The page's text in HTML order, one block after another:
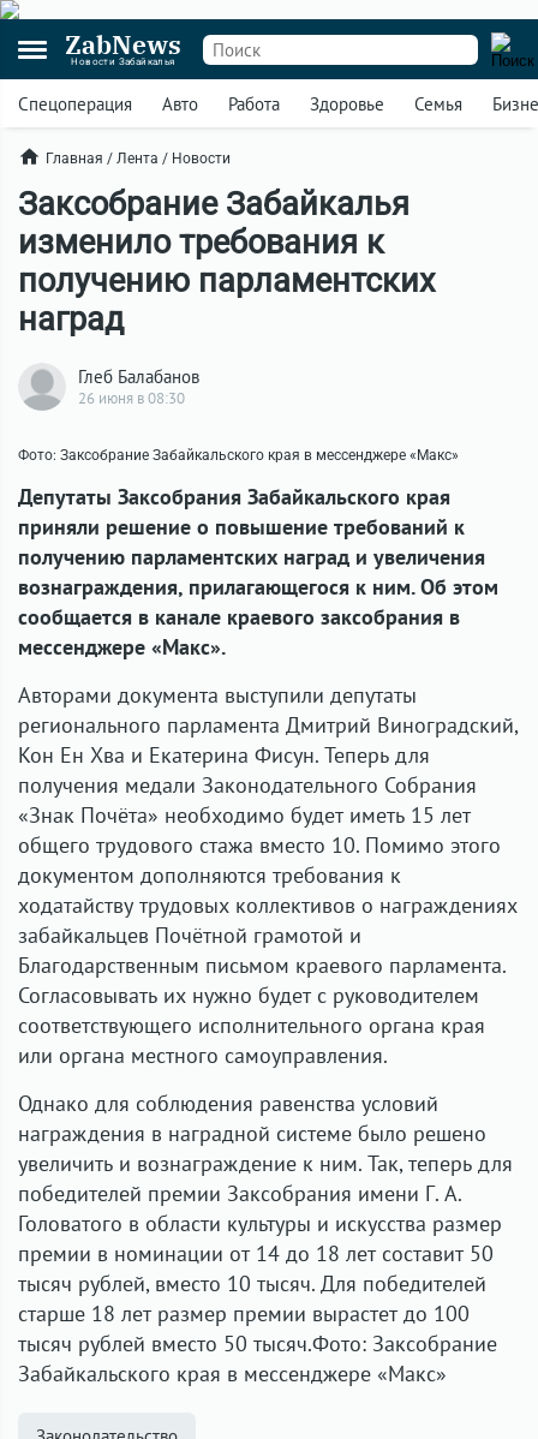
ZabNews
Новости Забайкалья
Спецоперация Авто Работа Здоровье Семья
Главная / Лента / Новости
Заксобрание Забайкалья
изменило требования к
получению парламентских
наград
Глеб Балабанов
26 июня в 08:30
Фото: Заксобрание Забайкальского края в мессенджере «Макс»
Депутаты Заксобрания Забайкальского края
приняли решение о повышение требований к
получению парламентских наград и увеличения
вознаграждения, прилагающегося к ним. Об этом
сообщается в канале краевого заксобрания в
мессенджере «Макс».
Авторами документа выступили депутаты
регионального парламента Дмитрий Виноградский,
Кон Ен Хва и Екатерина Фисун. Теперь для
получения медали Законодательного Собрания
«Знак Почёта» необходимо будет иметь 15 лет
общего трудового стажа вместо 10. Помимо этого
документом дополняются требования к
ходатайству трудовых коллективов о награждениях
забайкальцев Почётной грамотой и
Благодарственным письмом краевого парламента.
Согласовывать их нужно будет с руководителем
соответствующего исполнительного органа края
или органа местного самоуправления.
Однако для соблюдения равенства условий
награждения в наградной системе было решено
увеличить и вознаграждение к ним. Так, теперь для
победителей премии Заксобрания имени Г. А.
Головатого в области культуры и искусства размер
премии в номинации от 14 до 18 лет составит 50
тысяч рублей, вместо 10 тысяч. Для победителей
старше 18 лет размер премии вырастет до 100
тысяч рублей вместо 50 тысяч.Фото: Заксобрание
Забайкальского края в мессенджере «Макс»